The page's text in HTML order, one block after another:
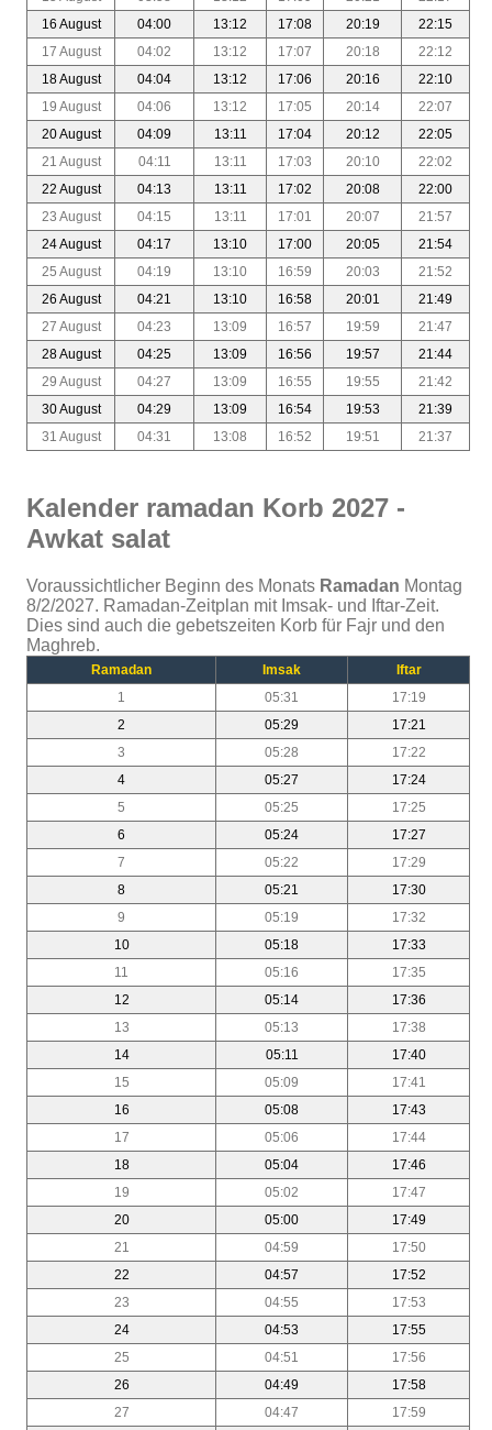
16 August
04:00 13:12 17:08 20:19
22:15
17 August
04:02 13:12 17:07 20:18
22:12
18 August
04:04 13:12 17:06 20:16
22:10
19 August
04:06 13:12 17:05 20:14
22:07
20 August
04:09 13:11 17:04 20:12
22:05
21 August
04:11 13:11 17:03 20:10
22:02
22 August
04:13 13:11 17:02 20:08
22:00
23 August
04:15 13:11 17:01 20:07
21:57
24 August
04:17 13:10 17:00 20:05
21:54
25 August
04:19 13:10 16:59 20:03
21:52
26 August
04:21 13:10 16:58 20:01
21:49
27 August
04:23 13:09 16:57 19:59
21:47
28 August
04:25 13:09 16:56 19:57
21:44
29 August
04:27 13:09 16:55 19:55
21:42
30 August
04:29 13:09 16:54 19:53
21:39
31 August
04:31 13:08 16:52 19:51 21:37
Kalender ramadan Korb 2027 -
Awkat salat
Voraussichtlicher Beginn des Monats Ramadan Montag
8/2/2027. Ramadan-Zeitplan mit Imsak- und Iftar-Zeit.
Dies sind auch die gebetszeiten Korb für Fajr und den
Maghreb.
Ramadan Imsak
Iftar
1
05:31
17:19
2
05:29
17:21
3
05:28
17:22
4
05:27
17:24
5
05:25
17:25
6
05:24
17:27
7
05:22
17:29
8
05:21
17:30
9
05:19
17:32
10
05:18
17:33
11
05:16
17:35
12
05:14
17:36
13
05:13
17:38
14
05:11
17:40
15
05:09
17:41
16
05:08
17:43
17
05:06
17:44
18
05:04
17:46
19
05:02
17:47
20
05:00
17:49
21
04:59
17:50
22
04:57
17:52
23
04:55
17:53
24
04:53
17:55
25
04:51
17:56
26
04:49
17:58
27
04:47
17:59